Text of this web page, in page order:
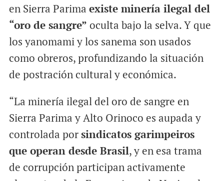
en Sierra Parima existe minería ilegal del
“oro de sangre” oculta bajo la selva. Y que
los yanomami y los sanema son usados
como obreros, profundizando la situación
de postración cultural y económica.
“La minería ilegal del oro de sangre en
Sierra Parima y Alto Orinoco es aupada y
controlada porsindicatos garimpeiros
que operan desde Brasil, y en esa trama
de corrupción participan activamente